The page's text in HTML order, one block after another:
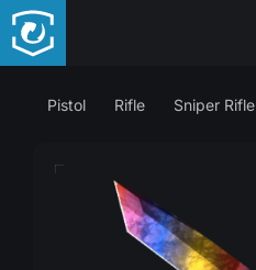
Pistol Rifle Sniper Rifle